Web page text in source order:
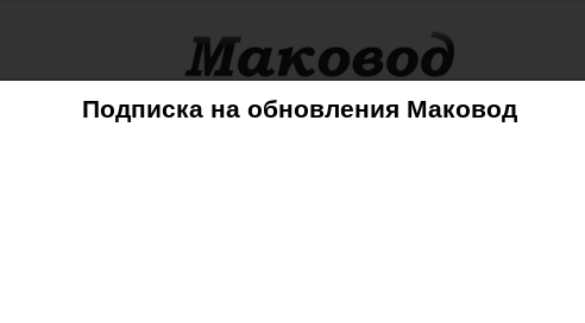
Подписка на обновления Маковод
Советы Mac iPhone iPad iPod AppleTV